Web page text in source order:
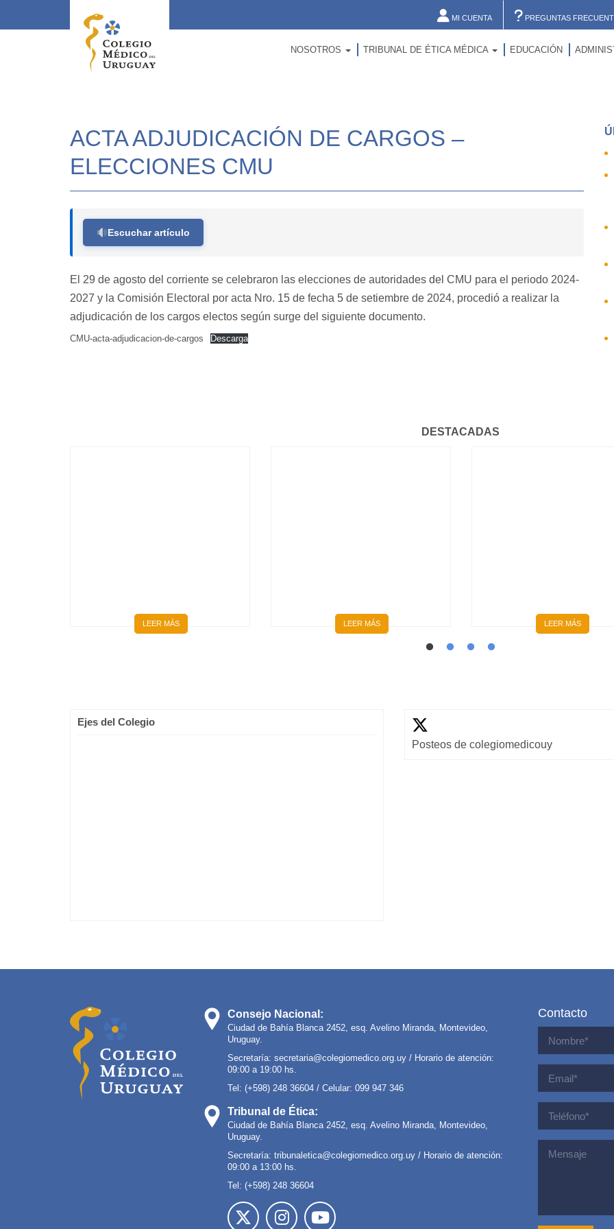
MI CUENTA PREGUNTAS
NOSOTROS TRIBUNAL DE ÉTICA MÉDICA EDUCACIÓN
ACTA ADJUDICACIÓN DE CARGOS –
ELECCIONES CMU
Escuchar artículo
El 29 de agosto del corriente se celebraron las elecciones de autoridades del CMU para el periodo 2024-
2027 y la Comisión Electoral por acta Nro. 15 de fecha 5 de setiembre de 2024, procedió a realizar la
adjudicación de los cargos electos según surge del siguiente documento.
CMU-acta-adjudicacion-de-cargos Descarga
DESTACADAS
LEER MÁS LEER MÁS LEER MÁS
Ejes del Colegio
Posteos de colegiomedicouy
Consejo Nacional:
Ciudad de Bahía Blanca 2452, esq. Avelino Miranda, Montevideo,
Uruguay.
Secretaría: secretaria@colegiomedico.org.uy / Horario de atención:
09:00 a 19:00 hs.
Tel: (+598) 248 36604 / Celular: 099 947 346
Tribunal de Ética:
Ciudad de Bahía Blanca 2452, esq. Avelino Miranda, Montevideo,
Uruguay.
Secretaría: tribunaletica@colegiomedico.org.uy / Horario de atención:
09:00 a 13:00 hs.
Tel: (+598) 248 36604
Contacto